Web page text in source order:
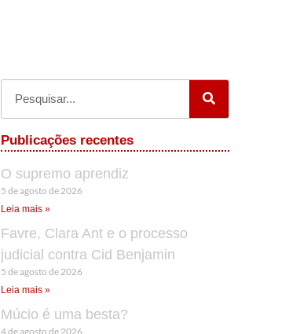
Publicações recentes
O supremo aprendiz
5 de agosto de 2026
Leia mais »
Favre, Clara Ant e o processo
judicial contra Cid Benjamin
5 de agosto de 2026
Leia mais »
Múcio é uma besta?
4 de agosto de 2026